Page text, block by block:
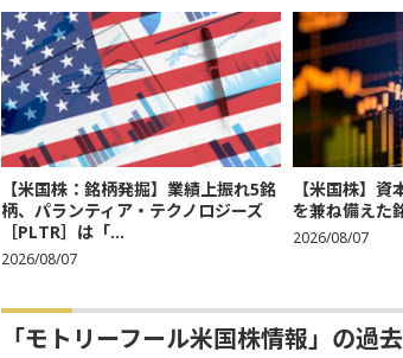
【米国株：銘柄発掘】業績上振れ5銘
柄、パランティア・テクノロジーズ
［PLTR］は「...
2026/08/07
【米国株】
を兼ね備えた
2026/08/07
「モトリーフール米国株情報」の過